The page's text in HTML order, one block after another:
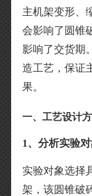
主机架变形、
会影响了圆锥
影响了交货期
造工艺，保证
果。
一、工艺设计
1、分析实验对
实验对象选择
架，该圆锥破